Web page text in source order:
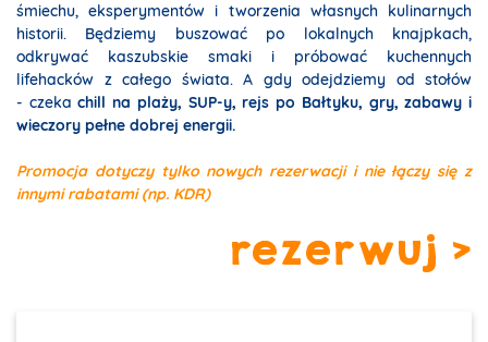
śmiechu, eksperymentów i tworzenia własnych kulinarnych
historii. Będziemy buszować po lokalnych knajpkach,
odkrywać kaszubskie smaki i próbować kuchennych
lifehacków z całego świata. A gdy odejdziemy od stołów
- czekachill na plaży, SUP-y, rejs po Bałtyku, gry, zabawy i
wieczory pełne dobrej energii.
Promocja dotyczy tylko nowych rezerwacji i nie łączy się z
innymi rabatami (np. KDR)
rezerwuj >